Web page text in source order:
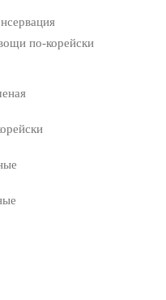
по-корейски